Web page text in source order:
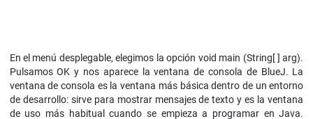
En el menú desplegable, elegimos la opción void main (String[ ] arg).
Pulsamos OK y nos aparece la ventana de consola de BlueJ. La
ventana de consola es la ventana más básica dentro de un entorno
de desarrollo: sirve para mostrar mensajes de texto y es la ventana
de uso más habitual cuando se empieza a programar en Java.